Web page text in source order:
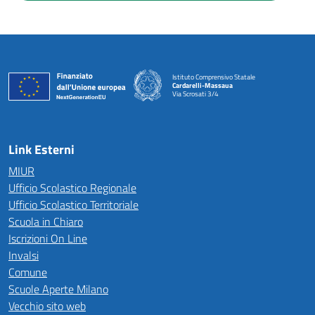
Istituto Comprensivo Statale
Cardarelli-Massaua
Via Scrosati 3/4
Link Esterni
MIUR
Ufficio Scolastico Regionale
Ufficio Scolastico Territoriale
Scuola in Chiaro
Iscrizioni On Line
Invalsi
Comune
Scuole Aperte Milano
Vecchio sito web